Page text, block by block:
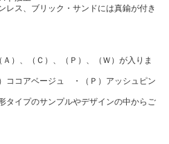
ス、ブリック・サンドには真鍮が付き
）、（Ｃ）、（Ｐ）、（Ｗ）が入りま
コアベージュ ・（Ｐ）アッシュピン
イプのサンプルやデザインの中からご